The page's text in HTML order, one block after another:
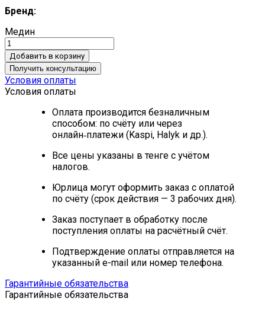
Бренд:
Медин
Добавить в корзину
Получить консультацию
Условия оплаты
Условия оплаты
Оплата производится безналичным
способом: по счёту или через
онлайн‑платежи (Kaspi, Halyk и др.).
Все цены указаны в тенге с учётом
налогов.
Юрлица могут оформить заказ с оплатой
по счёту (срок действия — 3 рабочих дня).
Заказ поступает в обработку после
поступления оплаты на расчётный счёт.
Подтверждение оплаты отправляется на
указанный e-mail или номер телефона.
Гарантийные обязательства
Гарантийные обязательства